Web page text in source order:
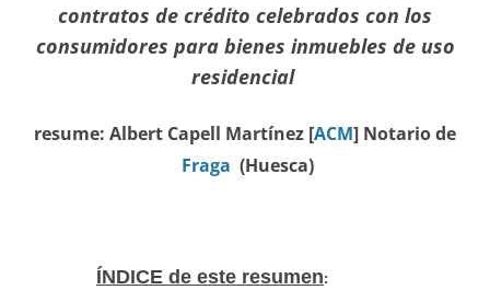
contratos de crédito celebrados con los
consumidores para bienes inmuebles de uso
residencial
resume: Albert Capell Martínez [ACM] Notario de
Fraga (Huesca)
ÍNDICE de este resumen: